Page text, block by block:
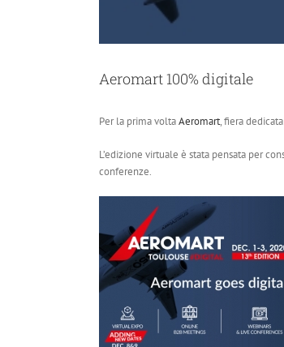
Aeromart 100% digitale
Per la prima voltaAeromart, fiera
L’edizione virtuale è stata pensata per
conferenze.